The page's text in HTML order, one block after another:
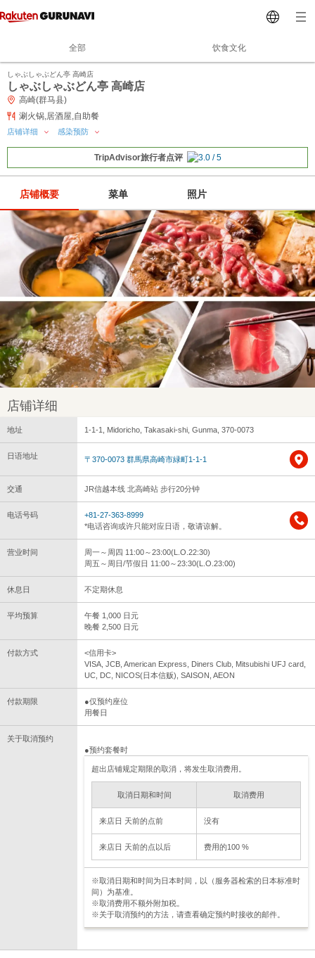
全部 饮食文化
しゃぶしゃぶどん亭 高崎店
しゃぶしゃぶどん亭 高崎店
高崎(群马县)
涮火锅,居酒屋,自助餐
店铺详细 感染预防
TripAdvisor旅行者点评
店铺概要 菜单 照片
店铺详细
地址 1-1-1, Midoricho, Takasaki-shi, Gunma, 370-0073
日语地址 〒370-0073 群馬県高崎市緑町1-1-1
交通 JR信越本线 北高崎站 步行20分钟
电话号码
+81-27-363-8999
*电话咨询或许只能对应日语，敬请谅解。
营业时间
周一～周四 11:00～23:00(L.O.22:30)
周五～周日/节假日 11:00～23:30(L.O.23:00)
休息日 不定期休息
平均预算
午餐 1,000 日元
晚餐 2,500 日元
付款方式
<信用卡>
VISA, JCB, American Express, Diners Club, Mitsubishi UFJ card,
UC, DC, NICOS(日本信贩), SAISON, AEON
付款期限
●仅预约座位
用餐日
关于取消预约
●预约套餐时
超出店铺规定期限的取消，将发生取消费用。
取消日期和时间 取消费用
来店日 天前的点前 没有
来店日 天前的点以后 费用的100 %
※取消日期和时间为日本时间，以（服务器检索的日本标准时
间）为基准。
※取消费用不额外附加税。
※关于取消预约的方法，请查看确定预约时接收的邮件。